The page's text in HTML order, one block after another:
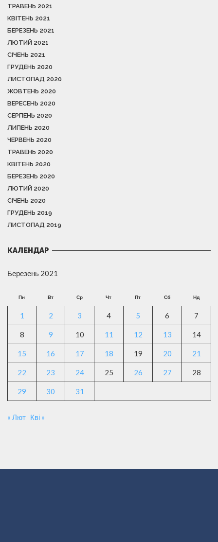
ТРАВЕНЬ 2021
КВІТЕНЬ 2021
БЕРЕЗЕНЬ 2021
ЛЮТИЙ 2021
СІЧЕНЬ 2021
ГРУДЕНЬ 2020
ЛИСТОПАД 2020
ЖОВТЕНЬ 2020
ВЕРЕСЕНЬ 2020
СЕРПЕНЬ 2020
ЛИПЕНЬ 2020
ЧЕРВЕНЬ 2020
ТРАВЕНЬ 2020
КВІТЕНЬ 2020
БЕРЕЗЕНЬ 2020
ЛЮТИЙ 2020
СІЧЕНЬ 2020
ГРУДЕНЬ 2019
ЛИСТОПАД 2019
КАЛЕНДАР
Березень 2021
Пн Вт Ср Чт Пт Сб Нд
1 2 3 4 5 6 7
8 9 10 11 12 13 14
15 16 17 18 19 20 21
22 23 24 25 26 27 28
29 30 31
« Лют Кві »